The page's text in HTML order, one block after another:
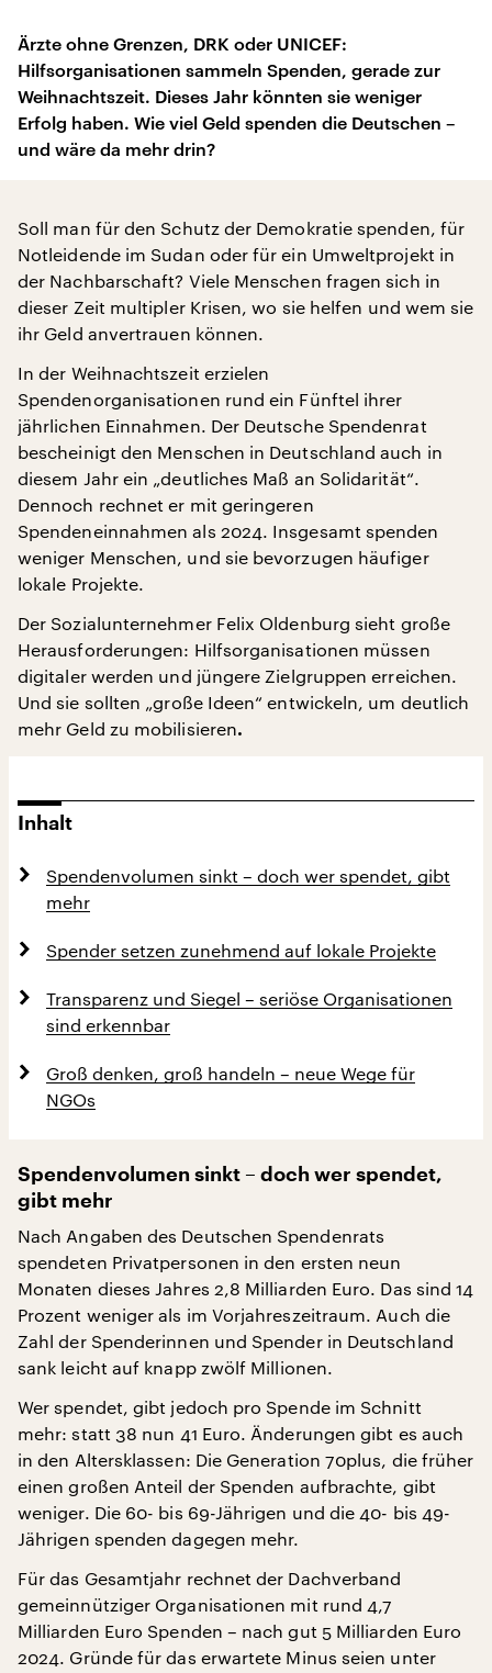
Ärzte ohne Grenzen, DRK oder UNICEF:
Hilfsorganisationen sammeln Spenden, gerade zur
Weihnachtszeit. Dieses Jahr könnten sie weniger
Erfolg haben. Wie viel Geld spenden die Deutschen –
und wäre da mehr drin?
Soll man für den Schutz der Demokratie spenden, für
Notleidende im Sudan oder für ein Umweltprojekt in
der Nachbarschaft? Viele Menschen fragen sich in
dieser Zeit multipler Krisen, wo sie helfen und wem sie
ihr Geld anvertrauen können.
In der Weihnachtszeit erzielen
Spendenorganisationen rund ein Fünftel ihrer
jährlichen Einnahmen. Der Deutsche Spendenrat
bescheinigt den Menschen in Deutschland auch in
diesem Jahr ein „deutliches Maß an Solidarität“.
Dennoch rechnet er mit geringeren
Spendeneinnahmen als 2024. Insgesamt spenden
weniger Menschen, und sie bevorzugen häufiger
lokale Projekte.
Der Sozialunternehmer Felix Oldenburg sieht große
Herausforderungen: Hilfsorganisationen müssen
digitaler werden und jüngere Zielgruppen erreichen.
Und sie sollten „große Ideen“ entwickeln, um deutlich
mehr Geld zu mobilisieren.
Inhalt
Spendenvolumen sinkt – doch wer spendet, gibt
mehr
Spender setzen zunehmend auf lokale Projekte
Transparenz und Siegel – seriöse Organisationen
sind erkennbar
Groß denken, groß handeln – neue Wege für
NGOs
Spendenvolumen sinkt – doch wer spendet,
gibt mehr
Nach Angaben des Deutschen Spendenrats
spendeten Privatpersonen in den ersten neun
Monaten dieses Jahres 2,8 Milliarden Euro. Das sind 14
Prozent weniger als im Vorjahreszeitraum. Auch die
Zahl der Spenderinnen und Spender in Deutschland
sank leicht auf knapp zwölf Millionen.
Wer spendet, gibt jedoch pro Spende im Schnitt
mehr: statt 38 nun 41 Euro. Änderungen gibt es auch
in den Altersklassen: Die Generation 70plus, die früher
einen großen Anteil der Spenden aufbrachte, gibt
weniger. Die 60- bis 69-Jährigen und die 40- bis 49-
Jährigen spenden dagegen mehr.
Für das Gesamtjahr rechnet der Dachverband
gemeinnütziger Organisationen mit rund 4,7
Milliarden Euro Spenden – nach gut 5 Milliarden Euro
2024. Gründe für das erwartete Minus seien unter